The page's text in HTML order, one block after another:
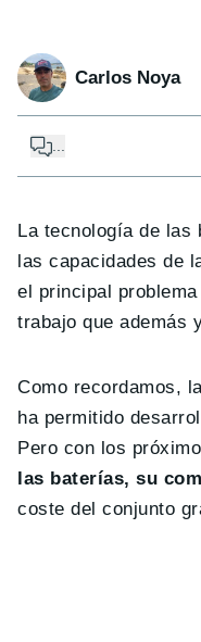
Carlos Noya
...
La tecnología de las
las capacidades de
el principal
trabajo que además
Como recordamos,
ha permitido
Pero con los
las baterías, su
coste del conjunto